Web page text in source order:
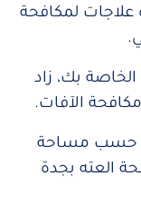
علاجات لمكافحة
بك، زاد
الآفات.
حسب مساحة
العته بجدة